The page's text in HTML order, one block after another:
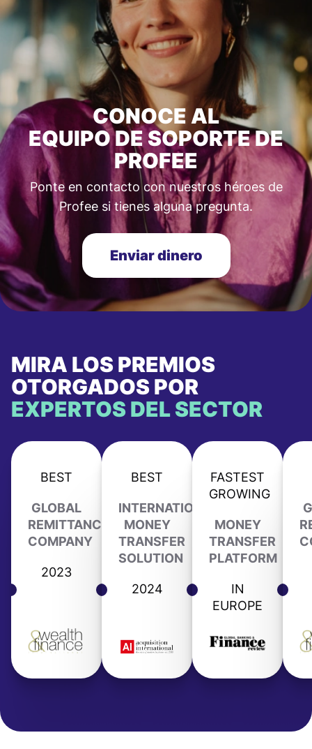
CONOCE AL
EQUIPO DE SOPORTE DE
PROFEE
Ponte en contacto con nuestros héroes de
Profee si tienes alguna pregunta.
Enviar dinero
MIRA LOS PREMIOS
OTORGADOS POR
EXPERTOS DEL SECTOR
BEST
GLOBAL
REMITTANCE
COMPANY
2023
BEST
INTERNATIONAL
MONEY
TRANSFER
SOLUTION
2024
FASTEST
GROWING
MONEY
TRANSFER
PLATFORM
IN
EUROPE